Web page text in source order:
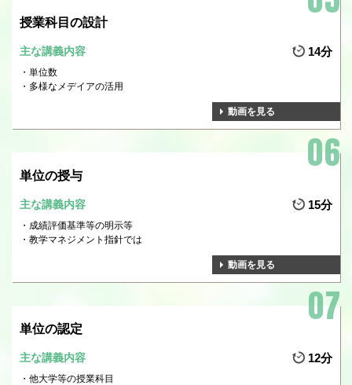
授業科目の設計
主な講義内容 14分
単位数
多様なメデイアの活用
動画を見る
単位の授与
主な講義内容 15分
成績評価基準等の明示等
教学マネジメント指針では
動画を見る
単位の認定
主な講義内容 12分
他大学等の授業科目